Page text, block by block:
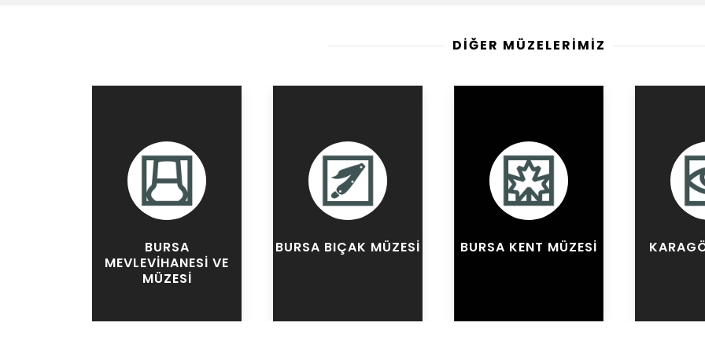
DİĞER MÜZELERİMİZ
BURSA
MEVLEVIHANESI VE
MÜZESI
BURSA BIÇAK MÜZESI BURSA KENT MÜZESI